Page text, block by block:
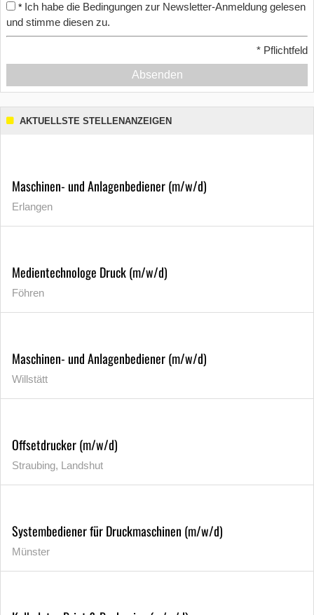
* Ich habe die Bedingungen zur Newsletter-Anmeldung gelesen
und stimme diesen zu.
* Pflichtfeld
Absenden
AKTUELLSTE STELLENANZEIGEN
Maschinen- und Anlagenbediener (m/w/d)
Erlangen
Medientechnologe Druck (m/w/d)
Föhren
Maschinen- und Anlagenbediener (m/w/d)
Willstätt
Offsetdrucker (m/w/d)
Straubing, Landshut
Systembediener für Druckmaschinen (m/w/d)
Münster